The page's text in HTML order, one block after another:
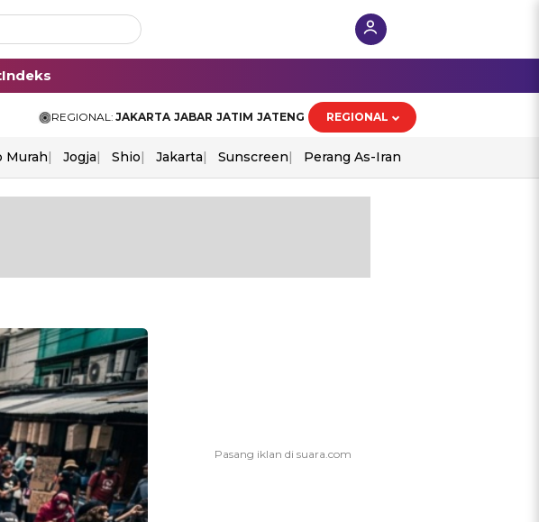
Indeks
REGIONAL: JAKARTA JABAR JATIM JATENG REGIONAL
Murah Jogja Shio Jakarta Sunscreen Perang As-Iran